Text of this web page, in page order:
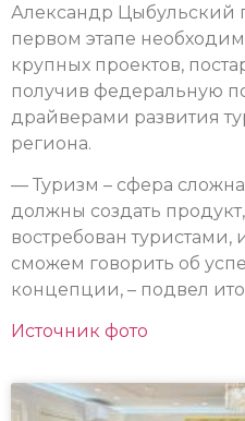
Александр Цыбульский
первом этапе
крупных проектов,
получив федеральную
драйверами развития
региона.
— Туризм – сфера
должны создать
востребован туристами,
сможем говорить об
концепции, – подвел
Источник фото